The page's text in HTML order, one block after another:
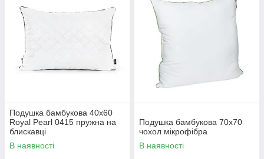
Подушка бамбукова 40х60
Royal Pearl 0415 пружна на
блискавці
В наявності
Подушка бамбукова 70х70
чохол мікрофібра
В наявності